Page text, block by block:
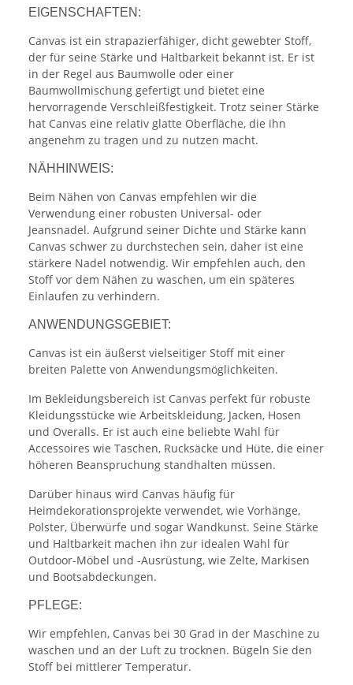
EIGENSCHAFTEN:
Canvas ist ein strapazierfähiger, dicht gewebter Stoff,
der für seine Stärke und Haltbarkeit bekannt ist. Er ist
in der Regel aus Baumwolle oder einer
Baumwollmischung gefertigt und bietet eine
hervorragende Verschleißfestigkeit. Trotz seiner Stärke
hat Canvas eine relativ glatte Oberfläche, die ihn
angenehm zu tragen und zu nutzen macht.
NÄHHINWEIS:
Beim Nähen von Canvas empfehlen wir die
Verwendung einer robusten Universal- oder
Jeansnadel. Aufgrund seiner Dichte und Stärke kann
Canvas schwer zu durchstechen sein, daher ist eine
stärkere Nadel notwendig. Wir empfehlen auch, den
Stoff vor dem Nähen zu waschen, um ein späteres
Einlaufen zu verhindern.
ANWENDUNGSGEBIET:
Canvas ist ein äußerst vielseitiger Stoff mit einer
breiten Palette von Anwendungsmöglichkeiten.
Im Bekleidungsbereich ist Canvas perfekt für robuste
Kleidungsstücke wie Arbeitskleidung, Jacken, Hosen
und Overalls. Er ist auch eine beliebte Wahl für
Accessoires wie Taschen, Rucksäcke und Hüte, die einer
höheren Beanspruchung standhalten müssen.
Darüber hinaus wird Canvas häufig für
Heimdekorationsprojekte verwendet, wie Vorhänge,
Polster, Überwürfe und sogar Wandkunst. Seine Stärke
und Haltbarkeit machen ihn zur idealen Wahl für
Outdoor-Möbel und -Ausrüstung, wie Zelte, Markisen
und Bootsabdeckungen.
PFLEGE:
Wir empfehlen, Canvas bei 30 Grad in der Maschine zu
waschen und an der Luft zu trocknen. Bügeln Sie den
Stoff bei mittlerer Temperatur.